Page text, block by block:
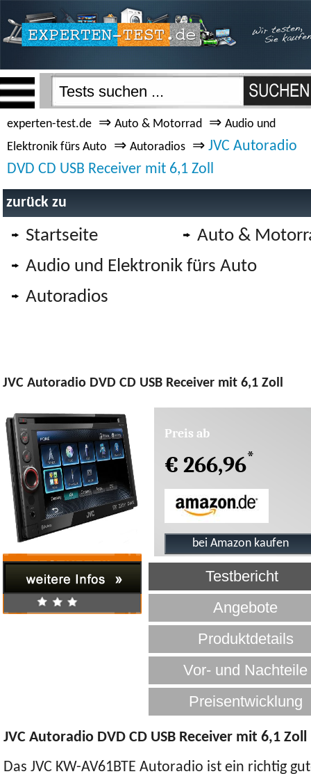
experten-test.de ⇒ Auto & Motorrad ⇒ Audio und
Elektronik fürs Auto
⇒ Autoradios ⇒ JVC Autoradio
DVD CD USB Receiver mit 6,1 Zoll
zurück zu
Startseite
Auto &
Audio und Elektronik fürs Auto
Autoradios
JVC Autoradio DVD CD USB Receiver mit 6,1 Zoll
Preis ab
€ 266,96*
JVC Autoradio DVD CD USB Receiver mit 6,1 Zoll
Das JVC KW-AV61BTE Autoradio ist ein richtig